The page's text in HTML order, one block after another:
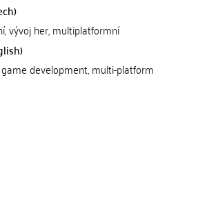
vývoj her, multiplatformní
development, multi-platform